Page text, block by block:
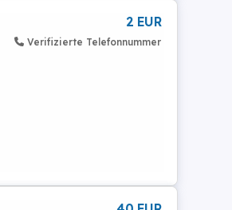
2 EUR
Verifizierte Telefonnummer